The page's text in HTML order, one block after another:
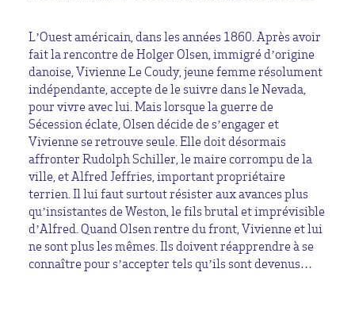
L’Ouest américain, dans les années 1860. Après avoir
fait la rencontre de Holger Olsen, immigré d’origine
danoise, Vivienne Le Coudy, jeune femme résolument
indépendante, accepte de le suivre dans le Nevada,
pour vivre avec lui. Mais lorsque la guerre de
Sécession éclate, Olsen décide de s’engager et
Vivienne se retrouve seule. Elle doit désormais
affronter Rudolph Schiller, le maire corrompu de la
ville, et Alfred Jeffries, important propriétaire
terrien. Il lui faut surtout résister aux avances plus
qu’insistantes de Weston, le fils brutal et imprévisible
d’Alfred. Quand Olsen rentre du front, Vivienne et lui
ne sont plus les mêmes. Ils doivent réapprendre à se
connaître pour s’accepter tels qu’ils sont devenus…